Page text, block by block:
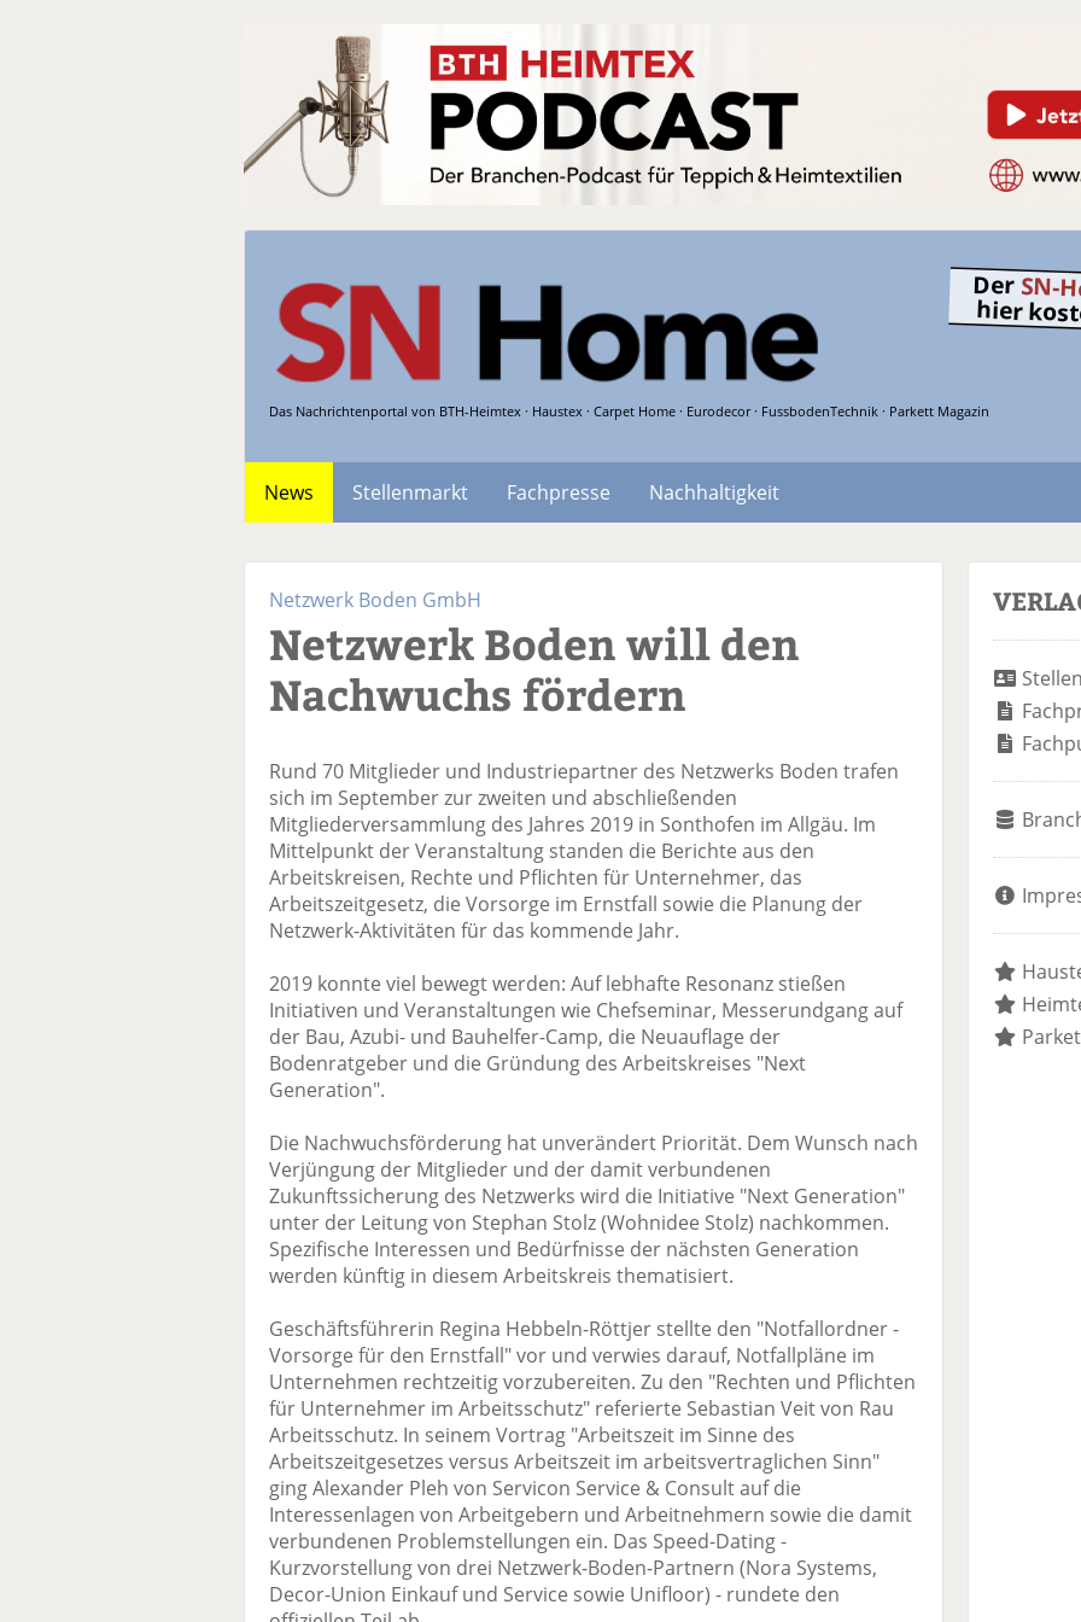
Das Nachrichtenportal von BTH-Heimtex · Haustex · Carpet Home · Eurodecor · FussbodenTechnik · Parkett Magazin
Der SN-
hier
News Stellenmarkt Fachpresse
Nachhaltigkeit
Netzwerk Boden GmbH
Netzwerk Boden will den
Nachwuchs fördern
Rund 70 Mitglieder und Industriepartner des Netzwerks Boden trafen
sich im September zur zweiten und abschließenden
Mitgliederversammlung des Jahres 2019 in Sonthofen im Allgäu. Im
Mittelpunkt der Veranstaltung standen die Berichte aus den
Arbeitskreisen, Rechte und Pflichten für Unternehmer, das
Arbeitszeitgesetz, die Vorsorge im Ernstfall sowie die Planung der
Netzwerk-Aktivitäten für das kommende Jahr.
2019 konnte viel bewegt werden: Auf lebhafte Resonanz stießen
Initiativen und Veranstaltungen wie Chefseminar, Messerundgang auf
der Bau, Azubi- und Bauhelfer-Camp, die Neuauflage der
Bodenratgeber und die Gründung des Arbeitskreises "Next
Generation".
Die Nachwuchsförderung hat unverändert Priorität. Dem Wunsch nach
Verjüngung der Mitglieder und der damit verbundenen
Zukunftssicherung des Netzwerks wird die Initiative "Next Generation"
unter der Leitung von Stephan Stolz (Wohnidee Stolz) nachkommen.
Spezifische Interessen und Bedürfnisse der nächsten Generation
werden künftig in diesem Arbeitskreis thematisiert.
Geschäftsführerin Regina Hebbeln-Röttjer stellte den "Notfallordner -
Vorsorge für den Ernstfall" vor und verwies darauf, Notfallpläne im
Unternehmen rechtzeitig vorzubereiten. Zu den "Rechten und Pflichten
für Unternehmer im Arbeitsschutz" referierte Sebastian Veit von Rau
Arbeitsschutz. In seinem Vortrag "Arbeitszeit im Sinne des
Arbeitszeitgesetzes versus Arbeitszeit im arbeitsvertraglichen Sinn"
ging Alexander Pleh von Servicon Service & Consult auf die
Interessenlagen von Arbeitgebern und Arbeitnehmern sowie die damit
verbundenen Problemstellungen ein. Das Speed-Dating -
Kurzvorstellung von drei Netzwerk-Boden-Partnern (Nora Systems,
Decor-Union Einkauf und Service sowie Unifloor) - rundete den